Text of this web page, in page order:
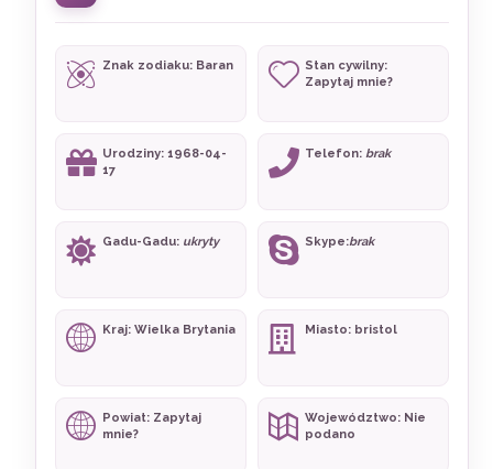
Znak zodiaku: Baran
Stan cywilny:
Zapytaj mnie?
Urodziny: 1968-04-
17
Telefon: brak
Gadu-Gadu: ukryty Skype:brak
Kraj: Wielka Brytania Miasto: bristol
Powiat: Zapytaj
mnie?
Województwo: Nie
podano